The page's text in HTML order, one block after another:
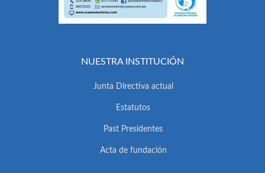
NUESTRA INSTITUCIÓN
Junta Directiva actual
Estatutos
Past Presidentes
Acta de fundación